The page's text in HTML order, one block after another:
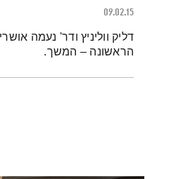
09.02.15
תמצית הפודקאסט
דליק ווליניץ ודר' נעמה
הראשונה – המשך.